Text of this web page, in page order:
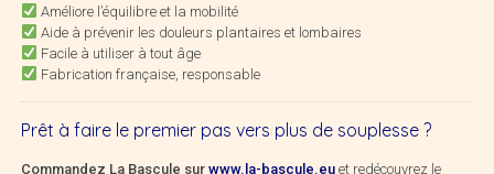
Améliore l’équilibre et la mobilité
Aide à prévenir les douleurs plantaires et lombaires
Facile à utiliser à tout âge
Fabrication française, responsable
Prêt à faire le premier pas vers plus de souplesse ?
Commandez La Bascule surwww.la-bascule.eu et redécouvrez le